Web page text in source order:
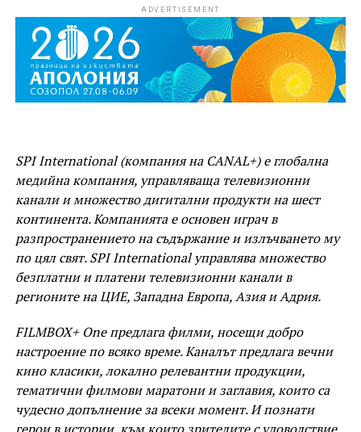
ADVERTISEMENT
SPI International (компания на CANAL+) е глобална
медийна компания, управляваща телевизионни
канали и множество дигитални продукти на шест
континента. Компанията е основен играч в
разпространението на съдържание и излъчването му
по цял свят. SPI International управлява множество
безплатни и платени телевизионни канали в
регионите на ЦИЕ, Западна Европа, Азия и Адрия.
FILMBOX+ One предлага филми, носещи добро
настроение по всяко време. Каналът предлага вечни
кино класики, локално релевантни продукции,
тематични филмови маратони и заглавия, които са
чудесно допълнение за всеки момент. И познати